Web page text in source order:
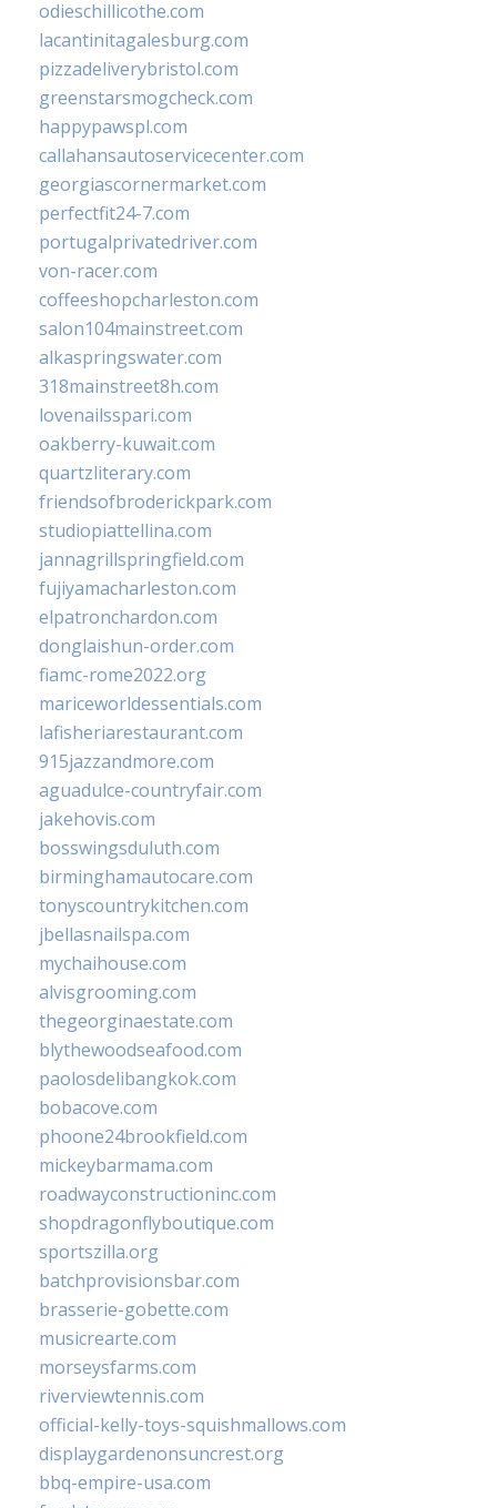
odieschillicothe.com
lacantinitagalesburg.com
pizzadeliverybristol.com
greenstarsmogcheck.com
happypawspl.com
callahansautoservicecenter.com
georgiascornermarket.com
perfectfit24-7.com
portugalprivatedriver.com
von-racer.com
coffeeshopcharleston.com
salon104mainstreet.com
alkaspringswater.com
318mainstreet8h.com
lovenailsspari.com
oakberry-kuwait.com
quartzliterary.com
friendsofbroderickpark.com
studiopiattellina.com
jannagrillspringfield.com
fujiyamacharleston.com
elpatronchardon.com
donglaishun-order.com
fiamc-rome2022.org
mariceworldessentials.com
lafisheriarestaurant.com
915jazzandmore.com
aguadulce-countryfair.com
jakehovis.com
bosswingsduluth.com
birminghamautocare.com
tonyscountrykitchen.com
jbellasnailspa.com
mychaihouse.com
alvisgrooming.com
thegeorginaestate.com
blythewoodseafood.com
paolosdelibangkok.com
bobacove.com
phoone24brookfield.com
mickeybarmama.com
roadwayconstructioninc.com
shopdragonflyboutique.com
sportszilla.org
batchprovisionsbar.com
brasserie-gobette.com
musicrearte.com
morseysfarms.com
riverviewtennis.com
official-kelly-toys-squishmallows.com
displaygardenonsuncrest.org
bbq-empire-usa.com